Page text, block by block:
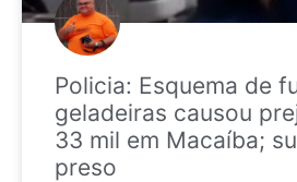
Policia: Esquema de
geladeiras causou
33 mil em Macaíba;
preso